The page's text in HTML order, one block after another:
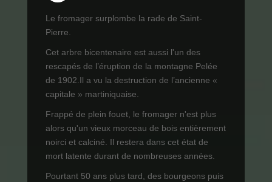
Le fromager surplombe la rade de Saint-
Pierre.
Cet arbre bicentenaire est aussi l'un des
rescapés de l’éruption de la montagne Pelée
de 1902.Il a vu la destruction de l’ancienne «
capitale » martiniquaise.
Frappé de plein fouet, le fromager n'est plus
alors qu'un vieux morceau de bois entièrement
noirci et calciné. Il restera dans cet état de
mort latente durant de nombreuses années.
Pourtant 50 ans plus tard, des bourgeons puis